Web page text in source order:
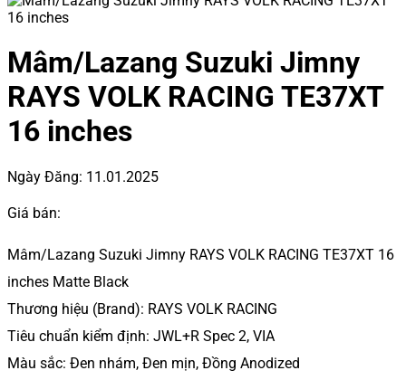
Mâm/Lazang Suzuki Jimny
RAYS VOLK RACING TE37XT
16 inches
Ngày Đăng: 11.01.2025
Giá bán:
Mâm/Lazang Suzuki Jimny RAYS VOLK RACING TE37XT 16
inches Matte Black
Thương hiệu (Brand): RAYS VOLK RACING
Tiêu chuẩn kiểm định: JWL+R Spec 2, VIA
Màu sắc: Đen nhám, Đen mịn, Đồng Anodized